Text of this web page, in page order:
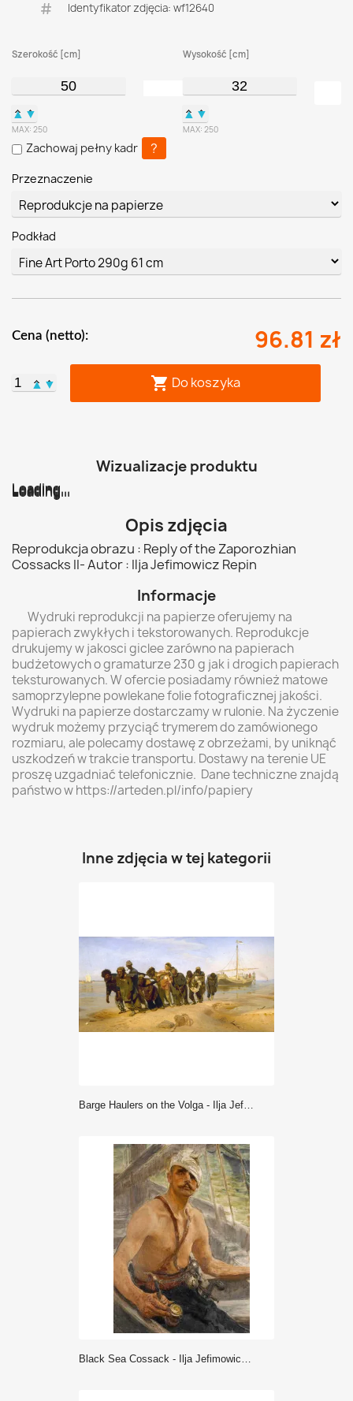
Identyfikator zdjęcia: wf12640
Szerokość [cm]
▲ ▼
MAX: 250
Wysokość [cm]
▲ ▼
MAX: 250
Zachowaj pełny kadr ?
Przeznaczenie
Podkład
Cena (netto): 96.81 zł
▲ ▼  Do koszyka
Wizualizacje produktu
Loading...
Loading...
Loading...
Loading...
Loading...
Loading...
Opis zdjęcia
Reprodukcja obrazu : Reply of the Zaporozhian
Cossacks II- Autor : Ilja Jefimowicz Repin
Informacje
Wydruki reprodukcji na papierze oferujemy na
papierach zwykłych i tekstorowanych. Reprodukcje
drukujemy w jakosci giclee zarówno na papierach
budżetowych o gramaturze 230 g jak i drogich papierach
teksturowanych. W ofercie posiadamy również matowe
samoprzylepne powlekane folie fotograficznej jakości.
Wydruki na papierze dostarczamy w rulonie. Na życzenie
wydruk możemy przyciąć trymerem do zamówionego
rozmiaru, ale polecamy dostawę z obrzeżami, by uniknąć
uszkodzeń w trakcie transportu. Dostawy na terenie UE
proszę uzgadniać telefonicznie. Dane techniczne znajdą
państwo w https://arteden.pl/info/papiery
Inne zdjęcia w tej kategorii
Barge Haulers on the Volga - Ilja Jefimowicz Repin
Black Sea Cossack - Ilja Jefimowicz Repin